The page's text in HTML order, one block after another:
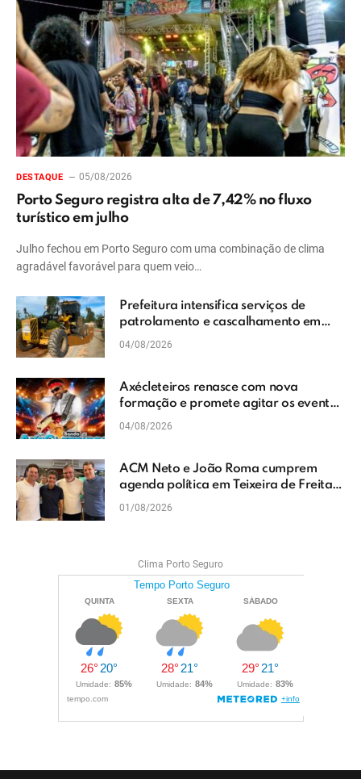
DESTAQUE 05/08/2026
Porto Seguro registra alta de 7,42% no fluxo
turístico em julho
Julho fechou em Porto Seguro com uma combinação de clima
agradável favorável para quem veio…
Prefeitura intensifica serviços de
patrolamento e cascalhamento em
Vera Cruz
04/08/2026
Axécleteiros renasce com nova
formação e promete agitar os eventos
do Extremo Sul da Bahia
04/08/2026
ACM Neto e João Roma cumprem
agenda política em Teixeira de Freitas
e reforçam projeto para o Extremo Sul
01/08/2026
Clima Porto Seguro